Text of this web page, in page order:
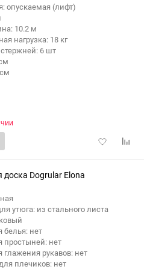
опускаемая (лифт)
10.2 м
нагрузка: 18 кг
6 шт
Добавить
доска Dogrular Elona
утюга: из стального листа
белья: нет
простыней: нет
глажения рукавов: нет
плечиков: нет